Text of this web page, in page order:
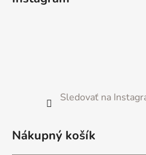
Sledovať na
Nákupný košík